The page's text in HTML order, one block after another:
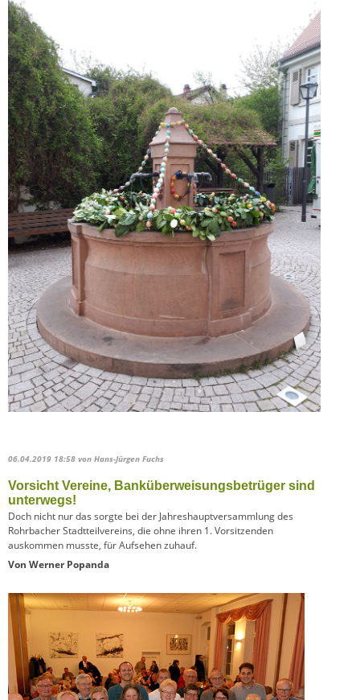
06.04.2019 18:58 von Hans-Jürgen Fuchs
Vorsicht Vereine, Banküberweisungsbetrüger sind
unterwegs!
Doch nicht nur das sorgte bei der Jahreshauptversammlung des
Rohrbacher Stadtteilvereins, die ohne ihren 1. Vorsitzenden
auskommen musste, für Aufsehen zuhauf.
Von Werner Popanda